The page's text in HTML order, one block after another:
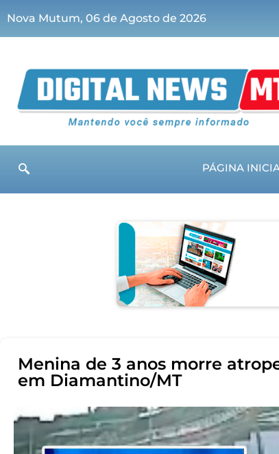
Nova Mutum, 06 de Agosto de 2026
PÁGINA
Menina de 3 anos morre
em Diamantino/MT